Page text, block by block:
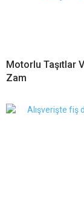
Motorlu Taşıtlar
Zam